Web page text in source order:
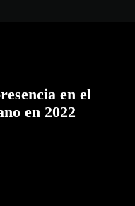
en el
en 2022